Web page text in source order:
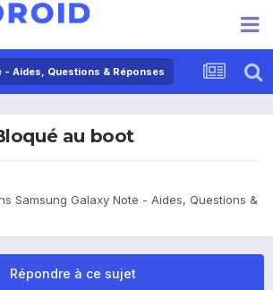
- Aides, Questions & Réponses
au boot
Samsung Galaxy Note - Aides, Questions &
Répondre à ce sujet